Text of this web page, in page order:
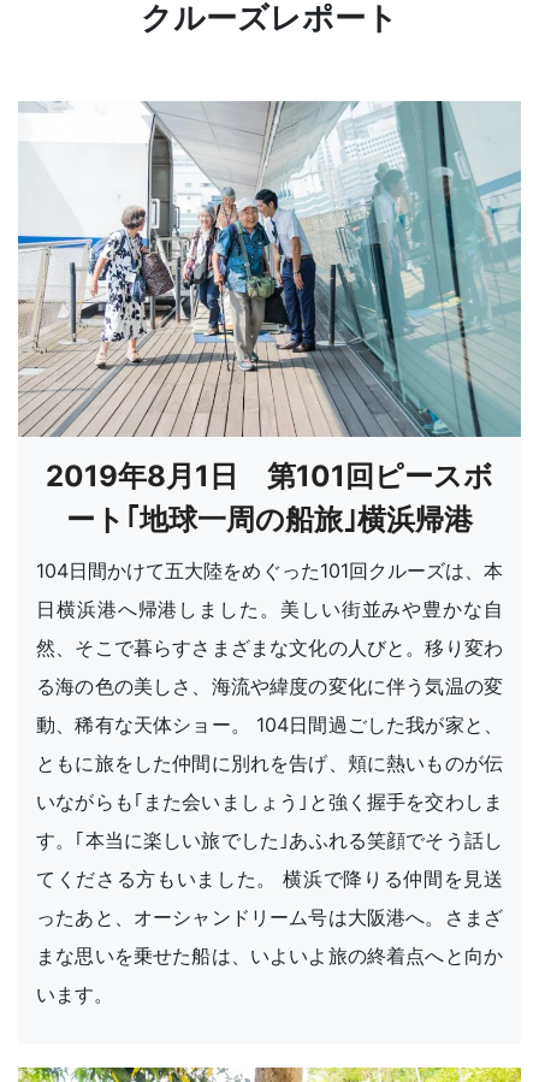
クルーズレポート
2019年8月1日 第101回ピースボ
ート｢地球一周の船旅｣横浜帰港
104日間かけて五大陸をめぐった101回クルーズは、本
日横浜港へ帰港しました。美しい街並みや豊かな自
然、そこで暮らすさまざまな文化の人びと。移り変わ
る海の色の美しさ、海流や緯度の変化に伴う気温の変
動、稀有な天体ショー。 104日間過ごした我が家と、
ともに旅をした仲間に別れを告げ、頬に熱いものが伝
いながらも｢また会いましょう｣と強く握手を交わしま
す。｢本当に楽しい旅でした｣あふれる笑顔でそう話し
てくださる方もいました。 横浜で降りる仲間を見送
ったあと、オーシャンドリーム号は大阪港へ。さまざ
まな思いを乗せた船は、いよいよ旅の終着点へと向か
います。